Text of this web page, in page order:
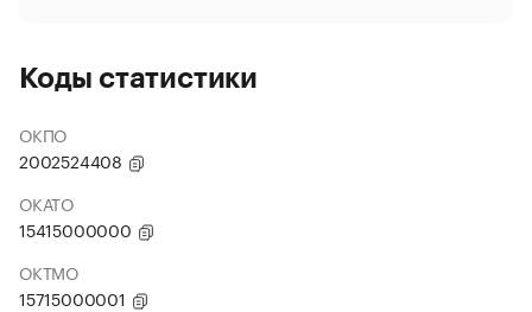
Коды статистики
ОКПО
2002524408
ОКАТО
15415000000
ОКТМО
15715000001